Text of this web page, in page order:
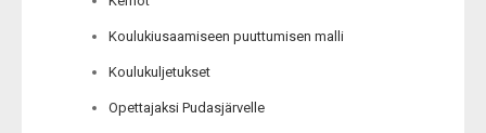
Koulukiusaamiseen puuttumisen malli
Koulukuljetukset
Opettajaksi Pudasjärvelle